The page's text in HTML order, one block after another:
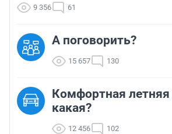
9 356 61
А поговорить?
15 657 130
Комфортная летняя
какая?
12 456 102